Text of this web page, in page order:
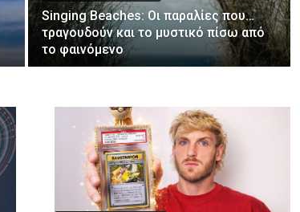
Singing Beaches: Οι παραλίες που…
τραγουδούν και το μυστικό πίσω από
το φαινόμενο